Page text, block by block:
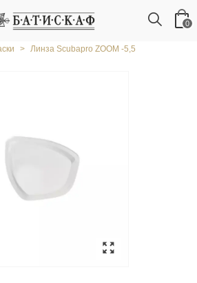
0
> Линза Scubapro ZOOM -5,5